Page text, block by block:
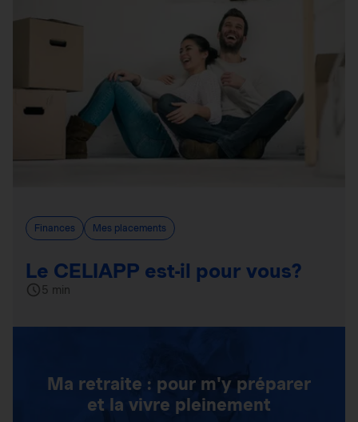
Finances Mes placements
Le CELIAPP est-il pour vous?
5 min
Ma retraite : pour m'y préparer
et la vivre pleinement